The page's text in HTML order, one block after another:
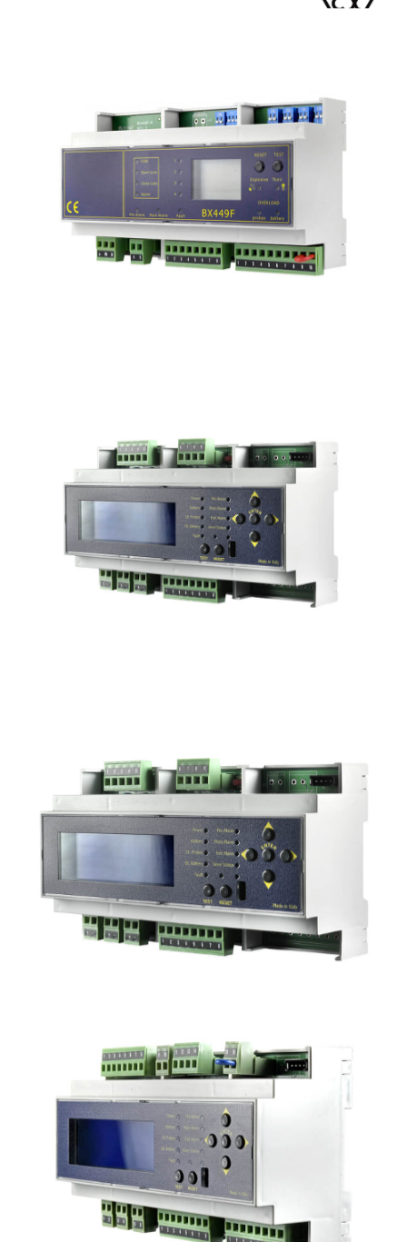
2 sonde convenzionali
4 sonde convenzionali
1 zona per 8 sonde convenzionali
BX308xpX2
2 centraline BX308XP in box
2 zone per 16 sonde convenzionali